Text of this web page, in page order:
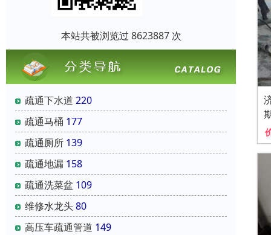
本站共被浏览过 8623887 次
疏通下水道 220
疏通马桶 177
疏通厕所 139
疏通地漏 158
疏通洗菜盆 109
维修水龙头80
高压车疏通管道 149